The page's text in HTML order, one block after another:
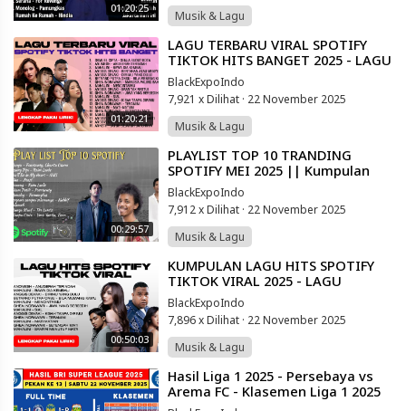
01:20:25
Musik & Lagu
01:20:21
⁣LAGU TERBARU VIRAL SPOTIFY
TIKTOK HITS BANGET 2025 - LAGU
POP INDONESIA TERBAIK
BlackExpoIndo
7,921 x Dilihat · 22 November 2025
Musik & Lagu
00:29:57
⁣PLAYLIST TOP 10 TRANDING
SPOTIFY MEI 2025 || Kumpulan
LAGU POP INDONESIA 2025 *( NO
IKLAN )*
BlackExpoIndo
7,912 x Dilihat · 22 November 2025
Musik & Lagu
00:50:03
⁣KUMPULAN LAGU HITS SPOTIFY
TIKTOK VIRAL 2025 - LAGU
INDONESIA TERBAIK
BlackExpoIndo
7,896 x Dilihat · 22 November 2025
Musik & Lagu
⁣Hasil Liga 1 2025 - Persebaya vs
Arema FC - Klasemen Liga 1 2025
Terbaru Hari Ini - Liga 1 Indonesia